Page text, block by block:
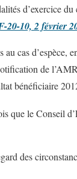
d’exercice
10, 2 février
cas d’espèce,
de
bénéficiaire
que le Conseil
des